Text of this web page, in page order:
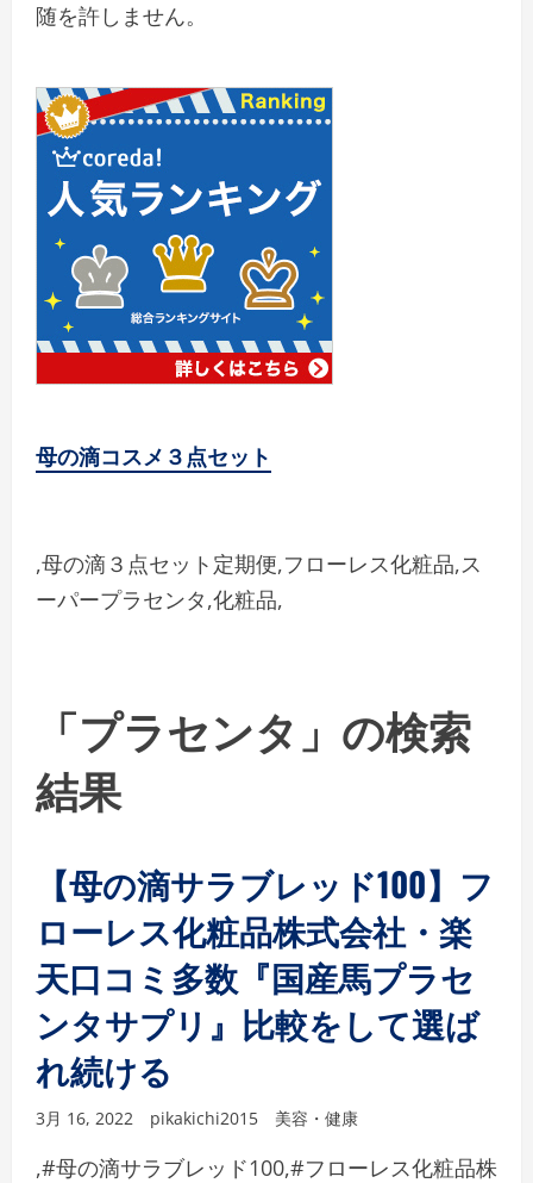
随を許しません。
母の滴コスメ３点セット
,母の滴３点セット定期便,フローレス化粧品,ス
ーパープラセンタ,化粧品,
「プラセンタ」の検索
結果
【母の滴サラブレッド100】フ
ローレス化粧品株式会社・楽
天口コミ多数『国産馬プラセ
ンタサプリ』比較をして選ば
れ続ける
3月 16, 2022 pikakichi2015 美容・健康
,#母の滴サラブレッド100,#フローレス化粧品株